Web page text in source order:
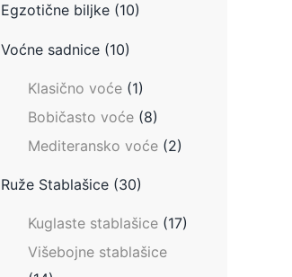
Egzotične biljke (10)
Voćne sadnice (10)
Klasično voće (1)
Bobičasto voće (8)
Mediteransko voće (2)
Ruže Stablašice (30)
Kuglaste stablašice (17)
Višebojne stablašice